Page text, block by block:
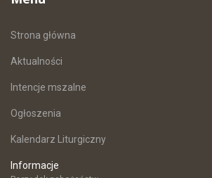
Strona główna
Aktualności
Intencje mszalne
Ogłoszenia
Kalendarz Liturgiczny
Informacje